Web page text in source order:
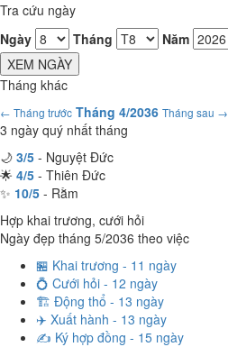
Tra cứu ngày
Ngày
Tháng
Năm
XEM NGÀY
Tháng khác
← Tháng trước Tháng 4/2036 Tháng sau →
3 ngày quý nhất tháng
🌙 3/5 - Nguyệt Đức
🌟 4/5 - Thiên Đức
✨ 10/5 - Rằm
Hợp khai trương, cưới hỏi
Ngày đẹp tháng 5/2036 theo việc
🏪 Khai trương - 11 ngày
💍 Cưới hỏi - 12 ngày
🏗️ Động thổ - 13 ngày
✈️ Xuất hành - 13 ngày
✍️ Ký hợp đồng - 15 ngày